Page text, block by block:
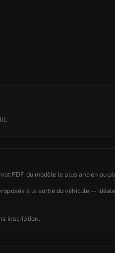
PDF, du modèle le plus ancien au
à la sortie du véhicule —
inscription.